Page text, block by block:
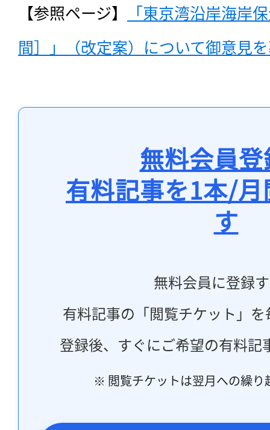
【参照ページ】
「東京湾沿岸海岸
間］」（改定案）について御意見
無料会員
有料記事を1本/
す
無料会員に登録
有料記事の「閲覧チケット」
登録後、すぐにご希望の有料記
※ 閲覧チケットは翌月への繰り